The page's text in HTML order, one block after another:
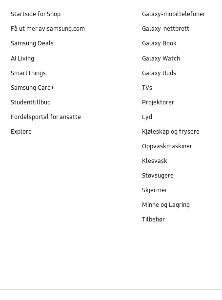
Startside for Shop
Få ut mer av samsung.com
Samsung Deals
AI Living
SmartThings
Samsung Care+
Studenttillbud
Fordelsportal for ansatte
Explore
Galaxy-mobiltelefoner
Galaxy-nettbrett
Galaxy Book
Galaxy Watch
Galaxy Buds
TVs
Projektorer
Lyd
Kjøleskap og frysere
Oppvaskmaskiner
Klesvask
Støvsugere
Skjermer
Minne og Lagring
Tilbehør